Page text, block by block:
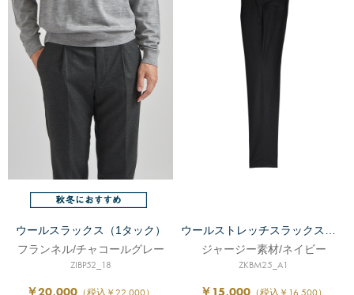
ウールスラックス（1タック）
フランネル/チャコールグレー
ZIBP52_18
￥20,000
ジャージー素材/ネイビー
ZKBM25_A1
￥15,000